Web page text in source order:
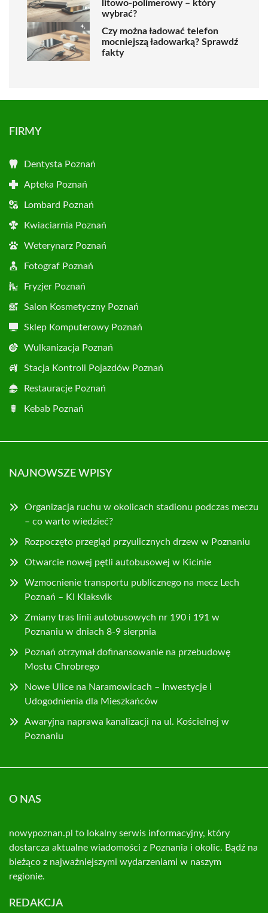
litowo-polimerowy – który
wybrać?
Czy można ładować telefon
mocniejszą ładowarką? Sprawdź
fakty
FIRMY
Dentysta Poznań
Apteka Poznań
Lombard Poznań
Kwiaciarnia Poznań
Weterynarz Poznań
Fotograf Poznań
Fryzjer Poznań
Salon Kosmetyczny Poznań
Sklep Komputerowy Poznań
Wulkanizacja Poznań
Stacja Kontroli Pojazdów Poznań
Restauracje Poznań
Kebab Poznań
NAJNOWSZE WPISY
Organizacja ruchu w okolicach stadionu podczas meczu
– co warto wiedzieć?
Rozpoczęto przegląd przyulicznych drzew w Poznaniu
Otwarcie nowej pętli autobusowej w Kicinie
Wzmocnienie transportu publicznego na mecz Lech
Poznań – KI Klaksvik
Zmiany tras linii autobusowych nr 190 i 191 w
Poznaniu w dniach 8-9 sierpnia
Poznań otrzymał dofinansowanie na przebudowę
Mostu Chrobrego
Nowe Ulice na Naramowicach – Inwestycje i
Udogodnienia dla Mieszkańców
Awaryjna naprawa kanalizacji na ul. Kościelnej w
Poznaniu
O NAS
nowypoznan.pl to lokalny serwis informacyjny, który
dostarcza aktualne wiadomości z Poznania i okolic. Bądź na
bieżąco z najważniejszymi wydarzeniami w naszym
regionie.
REDAKCJA